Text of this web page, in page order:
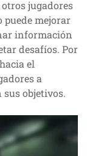
jugadores
puede mejorar
información
desafíos. Por
el
a
objetivos.